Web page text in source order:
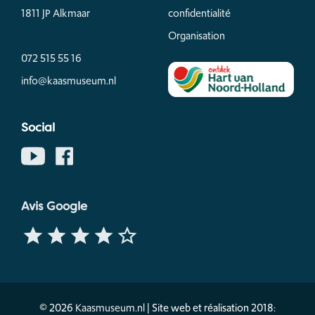
1811 JP Alkmaar
072 515 55 16
info@kaasmuseum.nl
Social
Avis Google
confidentialité
Organisation
© 2026 Kaasmuseum.nl| Site web et réalisation 2018: